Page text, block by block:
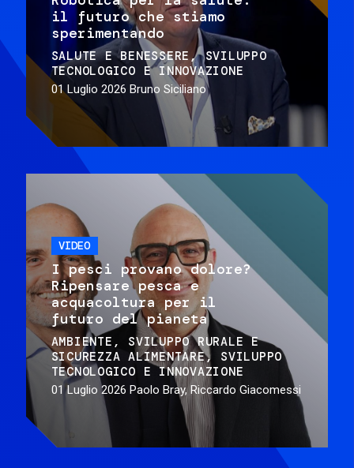
il futuro che stiamo
sperimentando
SALUTE E BENESSERE
SVILUPPO
TECNOLOGICO E INNOVAZIONE
01 Luglio 2026 Bruno Siciliano
VIDEO
I pesci provano dolore?
Ripensare pesca e
acquacoltura per il
futuro del pianeta
AMBIENTE
SVILUPPO RURALE E
SICUREZZA ALIMENTARE
SVILUPPO
TECNOLOGICO E INNOVAZIONE
01 Luglio 2026 Paolo Bray, Riccardo Giacomessi